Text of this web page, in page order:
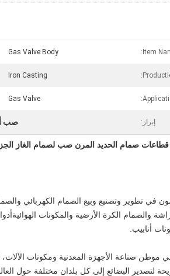
Item
Gas Valve Body
Iron Casting
Gas Valve
إبراز: صب
صمام الحديد المرن صب لصمام الغاز
تطوير وتصنيع وبيع الصمام الكهربائي
والصمام الكرة الأرضية والمكونات
أنابيب.
موطن صناعة الأجهزة المعدنية ومكونات
لتصدير البضائع إلى كل بلدان مختلفة حول